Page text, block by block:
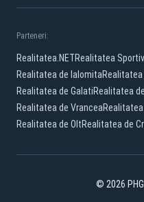
Parteneri:
Realitatea.NETRealitatea
Realitatea de Ialomita
Realitatea de GalatiRealitatea
Realitatea de Vrancea
Realitatea de OltRealitatea de
© 2026